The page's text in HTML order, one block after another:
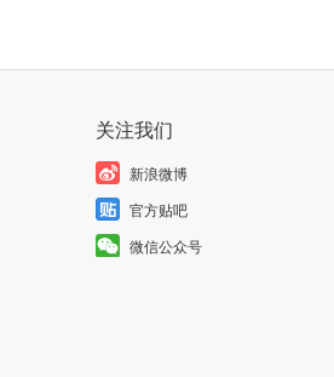
关注我们
新浪微博
官方贴吧
微信公众号